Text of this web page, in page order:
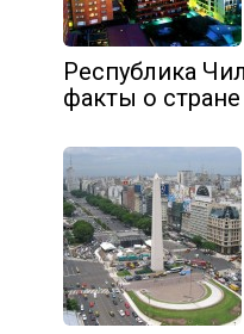
Республика
факты о стране